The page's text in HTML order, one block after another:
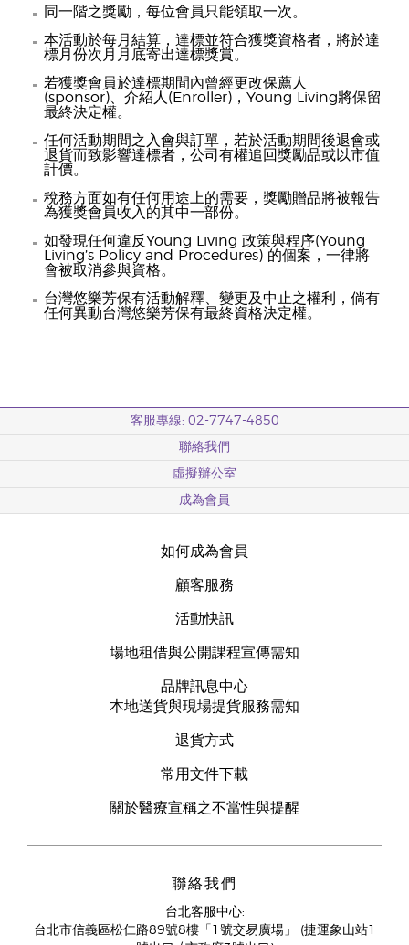
同一階之獎勵，每位會員只能領取一次。
本活動於每月結算，達標並符合獲獎資格者，將於達
標月份次月月底寄出達標獎賞。
若獲獎會員於達標期間內曾經更改保薦人
(sponsor)、介紹人(Enroller)，Young Living將保留
最終決定權。
任何活動期間之入會與訂單，若於活動期間後退會或
退貨而致影響達標者，公司有權追回獎勵品或以市值
計價。
稅務方面如有任何用途上的需要，獎勵贈品將被報告
為獲獎會員收入的其中一部份。
如發現任何違反Young Living 政策與程序(Young
Living’s Policy and Procedures) 的個案，一律將
會被取消參與資格。
台灣悠樂芳保有活動解釋、變更及中止之權利，倘有
任何異動台灣悠樂芳保有最終資格決定權。
客服專線: 02-7747-4850
聯絡我們
虛擬辦公室
成為會員
如何成為會員
顧客服務
活動快訊
場地租借與公開課程宣傳需知
品牌訊息中心
本地送貨與現場提貨服務需知
退貨方式
常用文件下載
關於醫療宣稱之不當性與提醒
聯絡我們
台北客服中心:
台北市信義區松仁路89號8樓「1號交易廣場」 (捷運象山站1